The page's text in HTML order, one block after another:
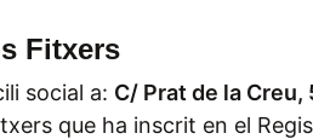
Fitxers
social a: C/ Prat de la Creu,
que ha inscrit en el